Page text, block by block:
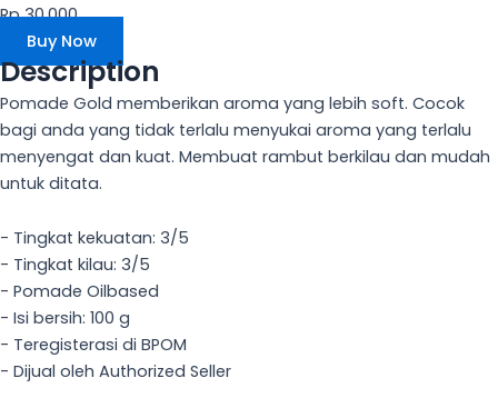
Rp 30.000
Buy Now
Description
Pomade Gold memberikan aroma yang lebih soft. Cocok
bagi anda yang tidak terlalu menyukai aroma yang terlalu
menyengat dan kuat. Membuat rambut berkilau dan mudah
untuk ditata.
- Tingkat kekuatan: 3/5
- Tingkat kilau: 3/5
- Pomade Oilbased
- Isi bersih: 100 g
- Teregisterasi di BPOM
- Dijual oleh Authorized Seller